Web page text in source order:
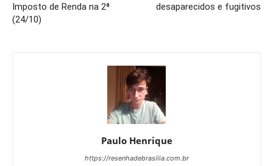
Imposto de Renda na 2ª
(24/10)
desaparecidos e fugitivos
Paulo Henrique
https://resenhadebrasilia.com.br